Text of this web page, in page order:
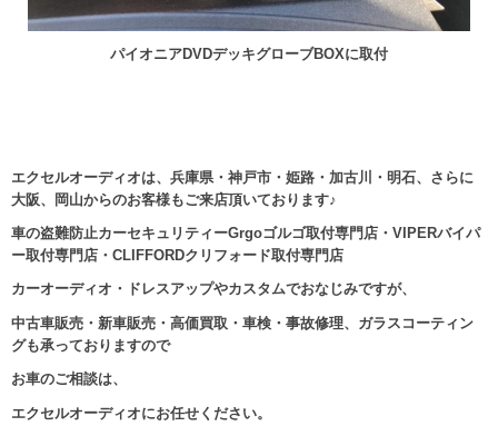
パイオニアDVDデッキグローブBOXに取付
エクセルオーディオは、兵庫県・神戸市・姫路・加古川・明石、さらに
大阪、岡山からのお客様もご来店頂いております♪
車の盗難防止カーセキュリティーGrgoゴルゴ取付専門店・VIPERバイパ
ー取付専門店・CLIFFORDクリフォード取付専門店
カーオーディオ・ドレスアップやカスタムでおなじみですが、
中古車販売・新車販売・高価買取・車検・事故修理、ガラスコーティン
グも承っておりますので
お車のご相談は、
エクセルオーディオにお任せください。